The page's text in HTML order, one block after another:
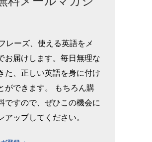
レーズ、使える英語をメ
お届けします。毎日無理な
た、正しい英語を身に付け
ができます。 もちろん購
ですので、ぜひこの機会に
アップしてください。